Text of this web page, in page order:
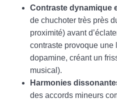
Contraste dynamique
de chuchoter très près
proximité) avant
contraste provoque
dopamine, créant un
musical).
Harmonies
des accords mineurs